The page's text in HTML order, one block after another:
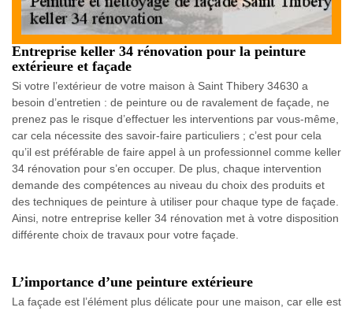
Entreprise keller 34 rénovation pour la peinture
extérieure et façade
Si votre l’extérieur de votre maison à Saint Thibery 34630 a
besoin d’entretien : de peinture ou de ravalement de façade, ne
prenez pas le risque d’effectuer les interventions par vous-même,
car cela nécessite des savoir-faire particuliers ; c’est pour cela
qu’il est préférable de faire appel à un professionnel comme keller
34 rénovation pour s’en occuper. De plus, chaque intervention
demande des compétences au niveau du choix des produits et
des techniques de peinture à utiliser pour chaque type de façade.
Ainsi, notre entreprise keller 34 rénovation met à votre disposition
différente choix de travaux pour votre façade.
L’importance d’une peinture extérieure
La façade est l’élément plus délicate pour une maison, car elle est